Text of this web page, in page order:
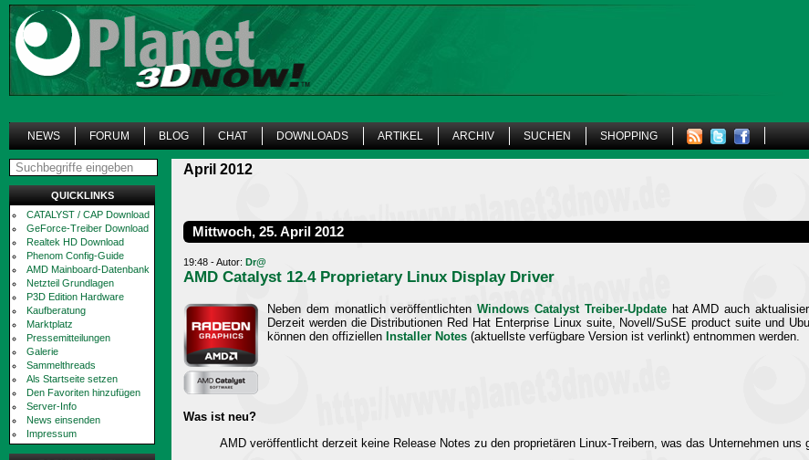
NEWS FORUM BLOG CHAT DOWNLOADS ARTIKEL ARCHIV SUCHEN SHOPPING
QUICKLINKS
CATALYST / CAP Download
GeForce-Treiber Download
Realtek HD Download
Phenom Config-Guide
AMD Mainboard-Datenbank
Netzteil Grundlagen
P3D Edition Hardware
Kaufberatung
Marktplatz
Pressemitteilungen
Galerie
Sammelthreads
Als Startseite setzen
Den Favoriten hinzufügen
Server-Info
News einsenden
Impressum
April 2012
Mittwoch, 25. April 2012
19:48 - Autor: Dr@
AMD Catalyst 12.4 Proprietary Linux Display Driver
Neben dem monatlich veröffentlichtenWindows Catalyst Treiber-Updatehat AMD auch
Derzeit werden die Distributionen Red Hat Enterprise Linux suite, Novell/SuSE product suite und
können den offiziellen Installer Notes (aktuellste verfügbare Version ist verlinkt) entnommen werden.
Was ist neu?
AMD veröffentlicht derzeit keine Release Notes zu den proprietären Linux-Treibern, was das Unternehmen uns